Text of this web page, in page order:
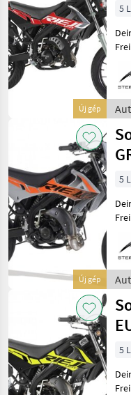
Új gép
5
/
Új gép
5
/
5